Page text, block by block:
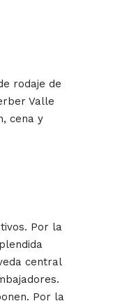
rodaje de
Valle
cena y
Por la
central
Por la